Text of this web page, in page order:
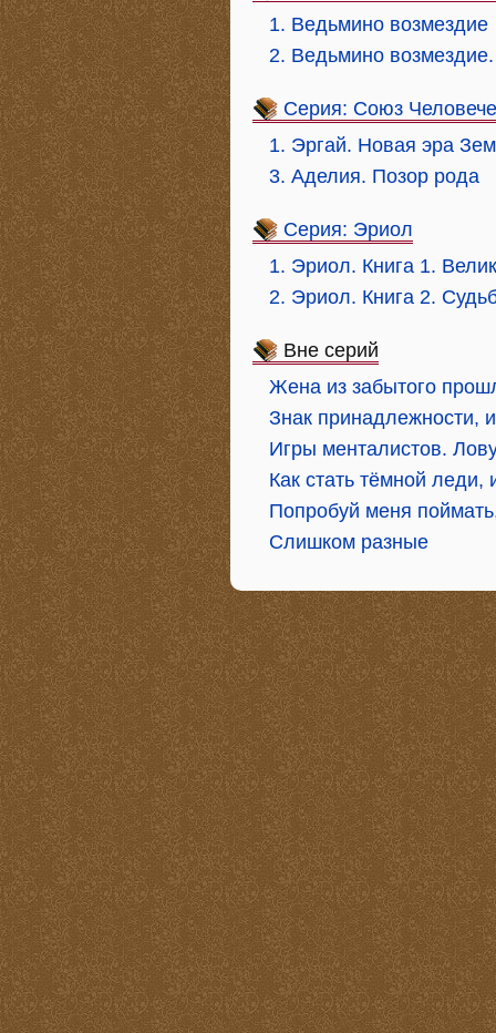
1. Ведьмино возмездие
2. Ведьмино возмездие.
Серия: Союз
1. Эргай. Новая эра
3. Аделия. Позор рода
Серия: Эриол
1. Эриол. Книга 1.
2. Эриол. Книга 2.
Вне серий
Жена из забытого
Знак принадлежности,
Игры менталистов.
Как стать тёмной леди,
Попробуй меня
Слишком разные